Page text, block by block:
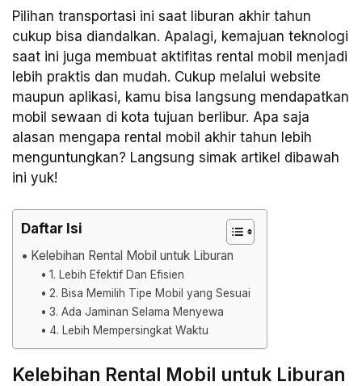
Pilihan transportasi ini saat liburan akhir tahun
cukup bisa diandalkan. Apalagi, kemajuan teknologi
saat ini juga membuat aktifitas rental mobil menjadi
lebih praktis dan mudah. Cukup melalui website
maupun aplikasi, kamu bisa langsung mendapatkan
mobil sewaan di kota tujuan berlibur. Apa saja
alasan mengapa rental mobil akhir tahun lebih
menguntungkan? Langsung simak artikel dibawah
ini yuk!
Daftar Isi
Kelebihan Rental Mobil untuk Liburan
1. Lebih Efektif Dan Efisien
2. Bisa Memilih Tipe Mobil yang Sesuai
3. Ada Jaminan Selama Menyewa
4. Lebih Mempersingkat Waktu
Kelebihan Rental Mobil untuk Liburan